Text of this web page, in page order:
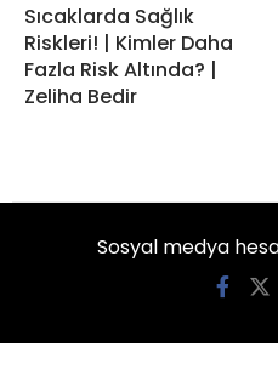
Sıcaklarda Sağlık
Riskleri! | Kimler Daha
Fazla Risk Altında? |
Zeliha Bedir
Sosyal medya